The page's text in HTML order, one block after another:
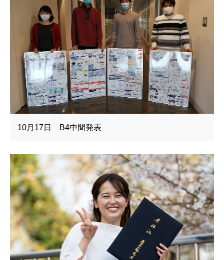
10月17日 B4中間発表